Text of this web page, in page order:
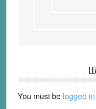
You must be logged in